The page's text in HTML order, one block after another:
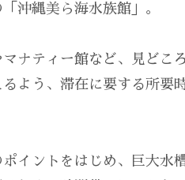
沖縄美ら海水族館」。
ナティー館など、見どころ
よう、滞在に要する所要
イントをはじめ、巨大水